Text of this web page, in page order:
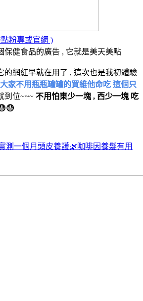
粉專或官網 )
保健食品的廣告 , 它就是美天美點
的網紅早就在用了 , 這次也是我初體驗
家不用瓶瓶罐罐的買維他命吃 這個只
到位~~~ 不用怕東少一塊 , 西少一塊 吃
測一個月頭皮養護🌿咖啡因養髮有用